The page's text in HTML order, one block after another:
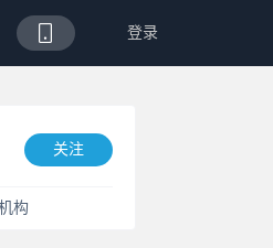
登录
关注
构